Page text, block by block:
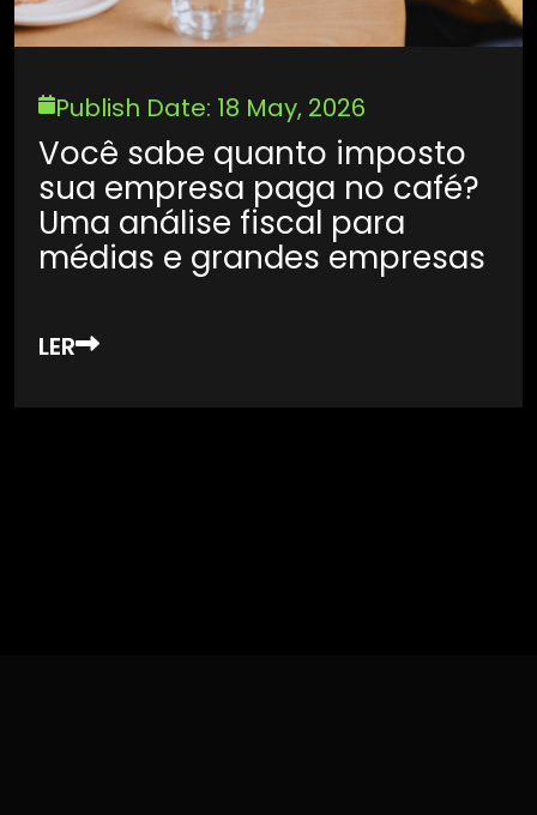
Publish Date: 18 May, 2026
Você sabe quanto imposto
sua empresa paga no café?
Uma análise fiscal para
médias e grandes empresas
LER